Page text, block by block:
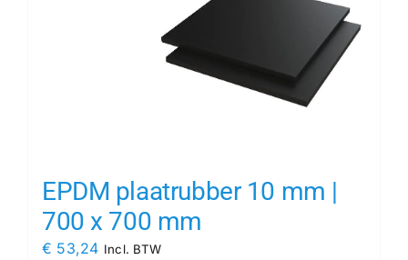
EPDM plaatrubber 10 mm |
700 x 700 mm
€ 53,24 Incl. BTW